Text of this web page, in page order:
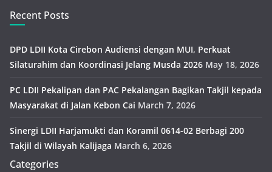
Recent Posts
DPD LDII Kota Cirebon Audiensi dengan MUI, Perkuat
Silaturahim dan Koordinasi Jelang Musda 2026 May 18, 2026
PC LDII Pekalipan dan PAC Pekalangan Bagikan Takjil kepada
Masyarakat di Jalan Kebon Cai March 7, 2026
Sinergi LDII Harjamukti dan Koramil 0614-02 Berbagi 200
Takjil di Wilayah Kalijaga March 6, 2026
Categories